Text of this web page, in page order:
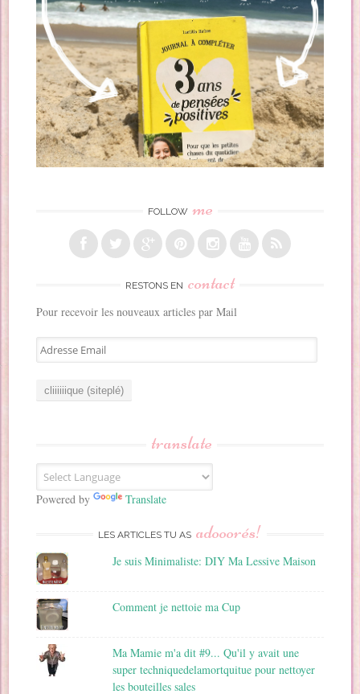
FOLLOW me
RESTONS EN contact
Pour recevoir les nouveaux articles par Mail
A
d
E
m
a
translate
Powered by Translate
LES ARTICLES TU AS adooorés!
Je suis Minimaliste: DIY Ma Lessive Maison
Comment je nettoie ma Cup
Ma Mamie m'a dit #9... Qu'il y avait une
super techniquedelamortquitue pour nettoyer
les bouteilles sales